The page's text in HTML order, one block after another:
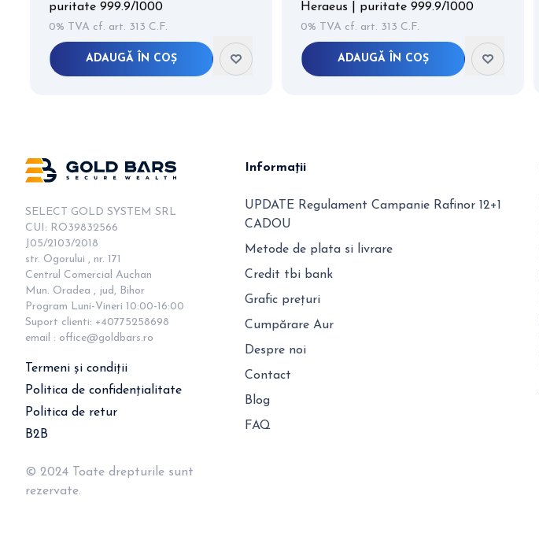
puritate 999.9/1000
0% TVA cf. art. 313 C.F.
ADAUGĂ ÎN COȘ
Heraeus | puritate 999.9/1000
0% TVA cf. art. 313 C.F.
ADAUGĂ ÎN COȘ
12
SELECT GOLD SYSTEM SRL
CUI: RO39832566
J05/2103/2018
str. Ogorului , nr. 171
Centrul Comercial Auchan
Mun. Oradea , jud, Bihor
Program Luni-Vineri 10:00-16:00
Suport clienti: +40775258698
email : office@goldbars.ro
Termeni și condiții
Politica de confidențialitate
Politica de retur
B2B
© 2024 Toate drepturile sunt
rezervate.
Informații
UPDATE Regulament Campanie Rafinor 12+1
CADOU
Metode de plata si livrare
Credit tbi bank
Grafic prețuri
Cumpărare Aur
Despre noi
Contact
Blog
FAQ